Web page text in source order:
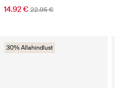
14.92 € 22.95 €
30% Allahindlust